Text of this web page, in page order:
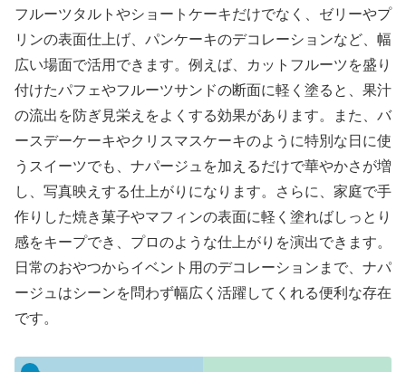
フルーツタルトやショートケーキだけでなく、ゼリーやプ
リンの表面仕上げ、パンケーキのデコレーションなど、幅
広い場面で活用できます。例えば、カットフルーツを盛り
付けたパフェやフルーツサンドの断面に軽く塗ると、果汁
の流出を防ぎ見栄えをよくする効果があります。また、バ
ースデーケーキやクリスマスケーキのように特別な日に使
うスイーツでも、ナパージュを加えるだけで華やかさが増
し、写真映えする仕上がりになります。さらに、家庭で手
作りした焼き菓子やマフィンの表面に軽く塗ればしっとり
感をキープでき、プロのような仕上がりを演出できます。
日常のおやつからイベント用のデコレーションまで、ナパ
ージュはシーンを問わず幅広く活躍してくれる便利な存在
です。